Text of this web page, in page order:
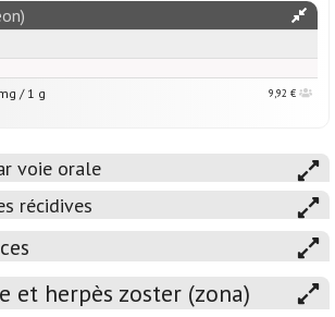
/ 1 g 9,92 €
voie orale
récidives
et herpès zoster (zona)